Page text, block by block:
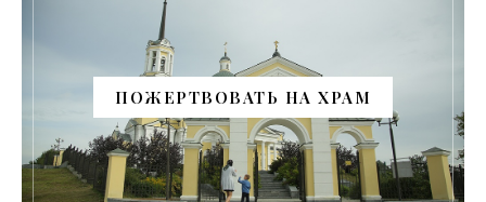
ПОЖЕРТВОВАТЬ НА ХРАМ